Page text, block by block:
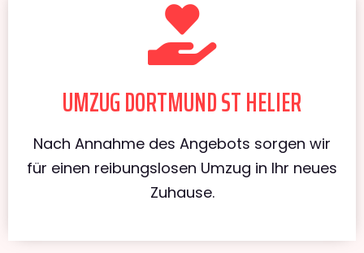
UMZUG DORTMUND ST HELIER
Nach Annahme des Angebots sorgen wir
für einen reibungslosen Umzug in Ihr neues
Zuhause.